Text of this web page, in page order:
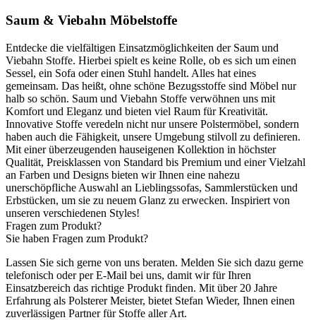
Saum & Viebahn Möbelstoffe
Entdecke die vielfältigen Einsatzmöglichkeiten der Saum und
Viebahn Stoffe. Hierbei spielt es keine Rolle, ob es sich um einen
Sessel, ein Sofa oder einen Stuhl handelt. Alles hat eines
gemeinsam. Das heißt, ohne schöne Bezugsstoffe sind Möbel nur
halb so schön. Saum und Viebahn Stoffe verwöhnen uns mit
Komfort und Eleganz und bieten viel Raum für Kreativität.
Innovative Stoffe veredeln nicht nur unsere Polstermöbel, sondern
haben auch die Fähigkeit, unsere Umgebung stilvoll zu definieren.
Mit einer überzeugenden hauseigenen Kollektion in höchster
Qualität, Preisklassen von Standard bis Premium und einer Vielzahl
an Farben und Designs bieten wir Ihnen eine nahezu
unerschöpfliche Auswahl an Lieblingssofas, Sammlerstücken und
Erbstücken, um sie zu neuem Glanz zu erwecken. Inspiriert von
unseren verschiedenen Styles!
Fragen zum Produkt?
Sie haben Fragen zum Produkt?
Lassen Sie sich gerne von uns beraten. Melden Sie sich dazu gerne
telefonisch oder per E-Mail bei uns, damit wir für Ihren
Einsatzbereich das richtige Produkt finden. Mit über 20 Jahre
Erfahrung als Polsterer Meister, bietet Stefan Wieder, Ihnen einen
zuverlässigen Partner für Stoffe aller Art.